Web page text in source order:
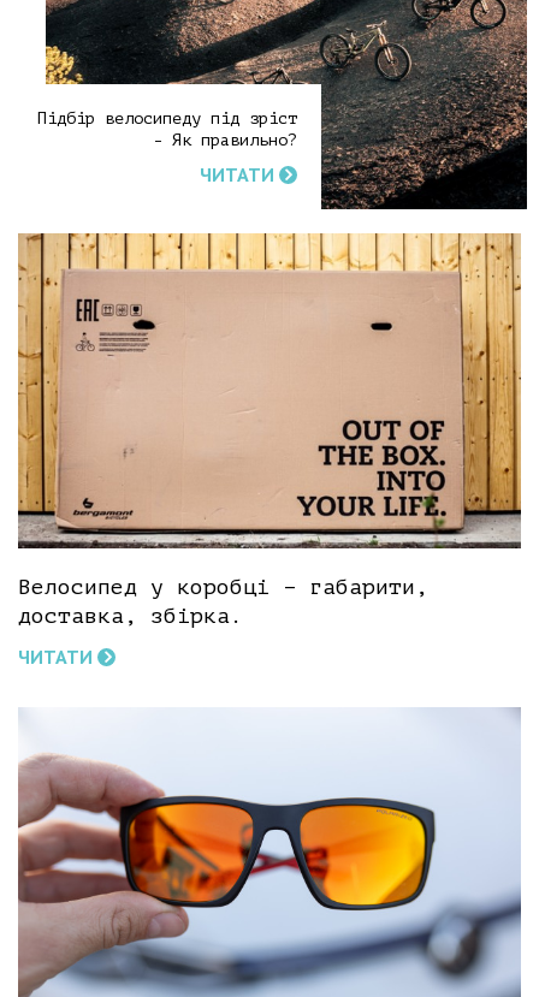
Підбір велосипеду під зріст
- Як правильно?
ЧИТАТИ
Велосипед у коробці – габарити,
доставка, збірка.
ЧИТАТИ